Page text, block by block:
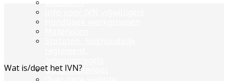
Gidsenmateriaal
Wat is/doet het IVN?